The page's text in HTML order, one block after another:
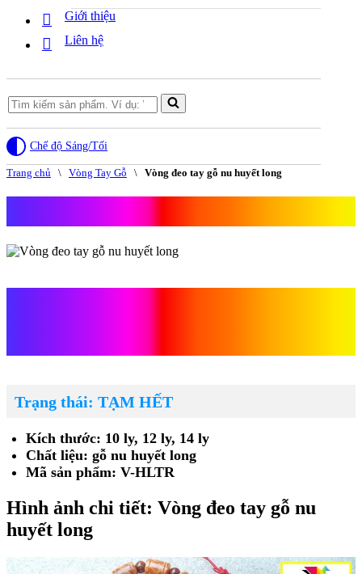
Giới thiệu
Liên hệ
Search
for...
Chế độ Sáng/Tối
Trang chủ \ Vòng Tay Gỗ \ Vòng đeo tay gỗ nu huyết long
Trạng thái: TẠM HẾT
Kích thước: 10 ly, 12 ly, 14 ly
Chất liệu: gỗ nu huyết long
Mã sản phẩm: V-HLTR
Hình ảnh chi tiết: Vòng đeo tay gỗ nu
huyết long